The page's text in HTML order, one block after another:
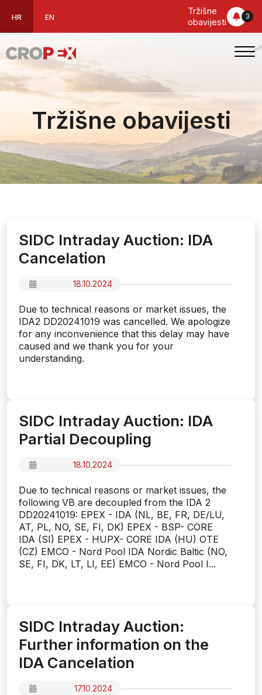
3
Tržišne
obavijesti
HR EN
Tržišne obavijesti
SIDC Intraday Auction: IDA
Cancelation
18.10.2024
Due to technical reasons or market issues, the
IDA2 DD20241019 was cancelled. We apologize
for any inconvenience that this delay may have
caused and we thank you for your
understanding.
SIDC Intraday Auction: IDA
Partial Decoupling
18.10.2024
Due to technical reasons or market issues, the
following VB are decoupled from the IDA 2
DD20241019: EPEX - IDA (NL, BE, FR, DE/LU,
AT, PL, NO, SE, FI, DK) EPEX - BSP- CORE
IDA (SI) EPEX - HUPX- CORE IDA (HU) OTE
(CZ) EMCO - Nord Pool IDA Nordic Baltic (NO,
SE, FI, DK, LT, LI, EE) EMCO - Nord Pool I...
SIDC Intraday Auction:
Further information on the
IDA Cancelation
17.10.2024